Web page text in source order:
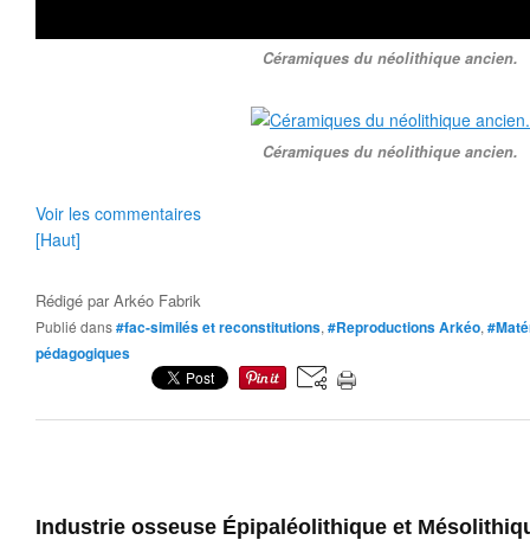
Céramiques du néolithique ancien.
Céramiques du néolithique ancien.
Voir les commentaires
[Haut]
Rédigé parArkéo Fabrik
Publié dans#fac-similés et reconstitutions, #Reproductions Arkéo,
pédagogiques
Industrie osseuse Épipaléolithique et